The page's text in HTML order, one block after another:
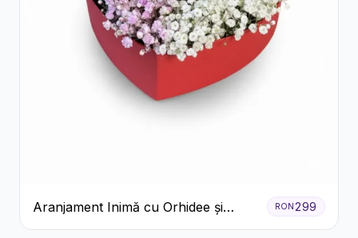
Aranjament Inimă cu Orhidee și
Floarea Miresei
RON 299